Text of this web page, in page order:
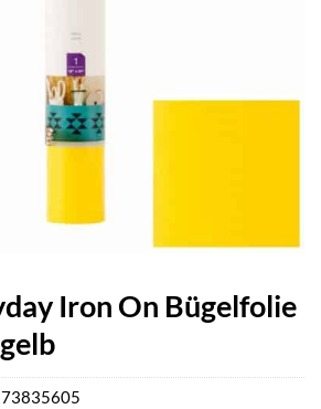
Iron On Bügelfolie